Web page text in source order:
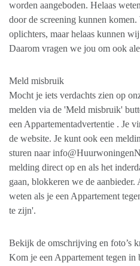
worden aangeboden. Helaas
door de screening kunnen
oplichters, maar helaas kunnen
Daarom vragen we jou om ook
Meld misbruik
Mocht je iets verdachts zien op
melden via de 'Meld misbruik'
een Appartementadvertentie . Je
de website. Je kunt ook een
sturen naar
melding direct op en als het
gaan, blokkeren we de aanbieder.
weten als je een Appartement
te zijn'.
Bekijk de omschrijving en foto’s
Kom je een Appartement tegen